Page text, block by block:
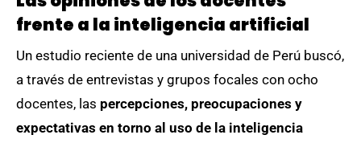
frente a la inteligencia artificial
Un estudio reciente de una universidad de Perú buscó,
a través de entrevistas y grupos focales con ocho
docentes, las percepciones, preocupaciones y
expectativas en torno al uso de la inteligencia